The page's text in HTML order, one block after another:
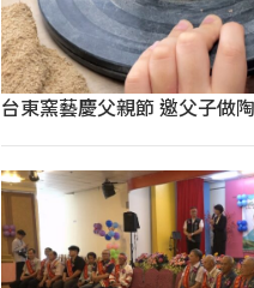
台東窯藝慶父親節 邀父子做